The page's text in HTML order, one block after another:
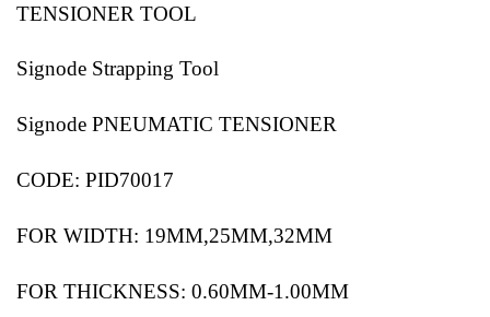
TENSIONER TOOL
Signode Strapping Tool
Signode PNEUMATIC TENSIONER
CODE: PID70017
FOR WIDTH: 19MM,25MM,32MM
FOR THICKNESS: 0.60MM-1.00MM